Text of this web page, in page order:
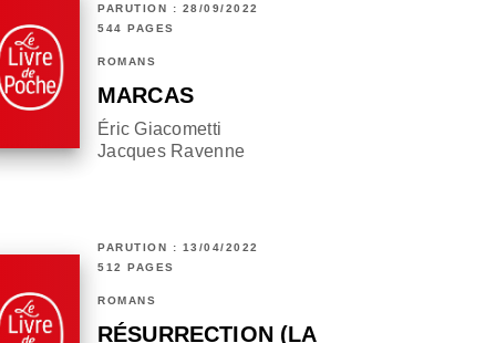
PARUTION : 28/09/2022
544 PAGES
ROMANS
MARCAS
Éric Giacometti
Jacques Ravenne
PARUTION : 13/04/2022
512 PAGES
ROMANS
RÉSURRECTION (LA